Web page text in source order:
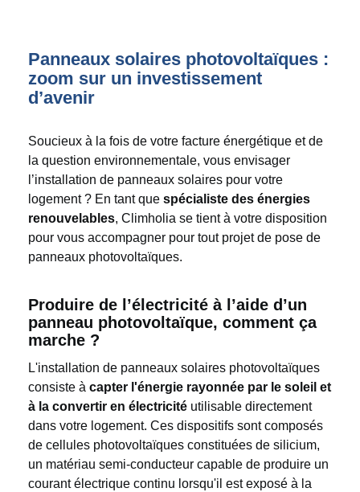
Panneaux solaires photovoltaïques :
zoom sur un investissement
d’avenir
Soucieux à la fois de votre facture énergétique et de
la question environnementale, vous envisager
l’installation de panneaux solaires pour votre
logement ? En tant que spécialiste des énergies
renouvelables, Climholia se tient à votre disposition
pour vous accompagner pour tout projet de pose de
panneaux photovoltaïques.
Produire de l’électricité à l’aide d’un
panneau photovoltaïque, comment ça
marche ?
L'installation de panneaux solaires photovoltaïques
consiste à capter l'énergie rayonnée par le soleil et
à la convertir en électricité utilisable directement
dans votre logement. Ces dispositifs sont composés
de cellules photovoltaïques constituées de silicium,
un matériau semi-conducteur capable de produire un
courant électrique continu lorsqu'il est exposé à la